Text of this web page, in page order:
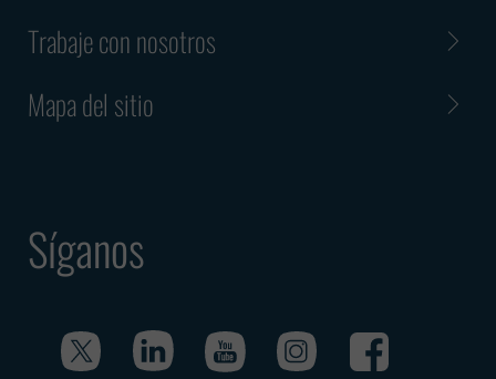
Trabaje con nosotros
Mapa del sitio
Síganos